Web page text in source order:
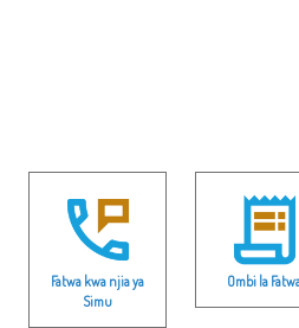
Fatwa kwa njia ya
Simu
Ombi la